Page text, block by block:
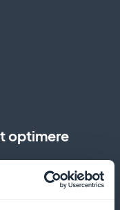
optimere
for at forfine din